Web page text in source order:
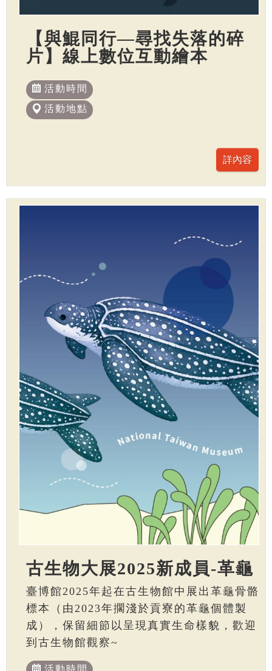
【與鯤同行—尋找失落的碎
片】線上數位互動繪本
活動時間
活動地點
古生物大展2025新成員-革龜
臺博館2025年起在古生物館中展出革龜骨骼
標本（由2023年擱淺於貢寮的革龜個體製
成），保留細節以呈現真實生命樣貌，歡迎
到古生物館觀察~